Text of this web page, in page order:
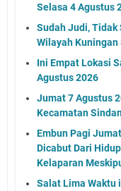
Selasa 4 Agustus
Sudah Judi, Tidak
Wilayah Kuningan
Ini Empat Lokasi
Agustus 2026
Jumat 7 Agustus
Kecamatan
Embun Pagi
Dicabut Dari
Kelaparan
Salat Lima Waktu